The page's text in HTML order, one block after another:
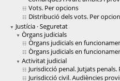
Vots. Per opcions
Distribució dels vots. Per
Justícia · Seguretat
Òrgans judicials
Òrgans judicials en
Òrgans judicials en
Activitat judicial
Jurisdicció penal. Jutjats penals.
Jurisdicció civil. Audiències